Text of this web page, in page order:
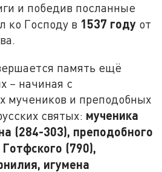
и победив посланные
ко Господу в 1537 году от
память ещё
– начиная с
мучеников и преподобных
святых: мученика
(284-303), преподобного
(790),
игумена